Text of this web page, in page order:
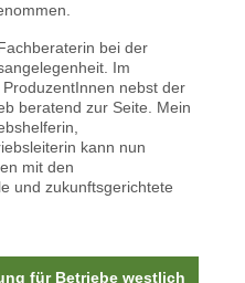
bei der
Im
nebst der
beratend zur Seite. Mein
kann nun
mit den
und zukunftsgerichtete
für Betriebe westlich